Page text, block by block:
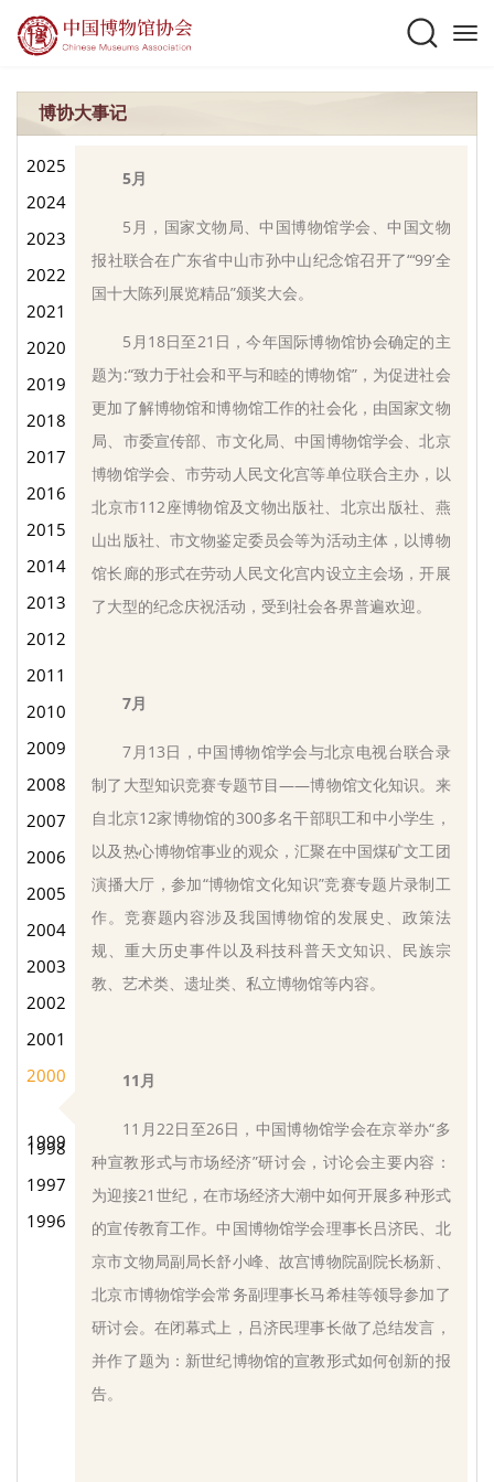
博协大事记
2025
2024
2023
2022
2021
2020
2019
2018
2017
2016
2015
2014
2013
2012
2011
2010
2009
2008
2007
2006
2005
2004
2003
2002
2001
2000
1999
1998
1997
1996
5月
5月，国家文物局、中国博物馆学会、中国文物
报社联合在广东省中山市孙中山纪念馆召开了“‘99’全
国十大陈列展览精品”颁奖大会。
5月18日至21日，今年国际博物馆协会确定的主
题为:“致力于社会和平与和睦的博物馆”，为促进社会
更加了解博物馆和博物馆工作的社会化，由国家文物
局、市委宣传部、市文化局、中国博物馆学会、北京
博物馆学会、市劳动人民文化宫等单位联合主办，以
北京市112座博物馆及文物出版社、北京出版社、燕
山出版社、市文物鉴定委员会等为活动主体，以博物
馆长廊的形式在劳动人民文化宫内设立主会场，开展
了大型的纪念庆祝活动，受到社会各界普遍欢迎。
7月
7月13日，中国博物馆学会与北京电视台联合录
制了大型知识竞赛专题节目——博物馆文化知识。来
自北京12家博物馆的300多名干部职工和中小学生，
以及热心博物馆事业的观众，汇聚在中国煤矿文工团
演播大厅，参加“博物馆文化知识”竞赛专题片录制工
作。竞赛题内容涉及我国博物馆的发展史、政策法
规、重大历史事件以及科技科普天文知识、民族宗
教、艺术类、遗址类、私立博物馆等内容。
11月
11月22日至26日，中国博物馆学会在京举办“多
种宣教形式与市场经济”研讨会，讨论会主要内容：
为迎接21世纪，在市场经济大潮中如何开展多种形式
的宣传教育工作。中国博物馆学会理事长吕济民、北
京市文物局副局长舒小峰、故宫博物院副院长杨新、
北京市博物馆学会常务副理事长马希桂等领导参加了
研讨会。在闭幕式上，吕济民理事长做了总结发言，
并作了题为：新世纪博物馆的宣教形式如何创新的报
告。